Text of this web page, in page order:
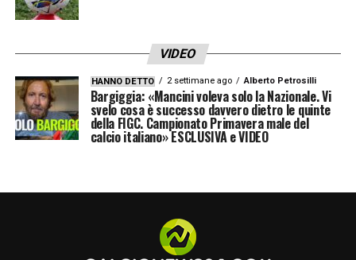
LA PLAYLIST DELLE NOSTRE TOP NEWS
VIDEO
HANNO DETTO 2 settimane ago Alberto Petrosilli
Bargiggia: «Mancini voleva solo la Nazionale. Vi
svelo cosa è successo davvero dietro le quinte
della FIGC. Campionato Primavera male del
calcio italiano» ESCLUSIVA e VIDEO